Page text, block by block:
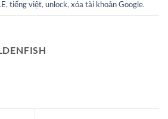
, tiếng việt, unlock, xóa tài khoản Google.